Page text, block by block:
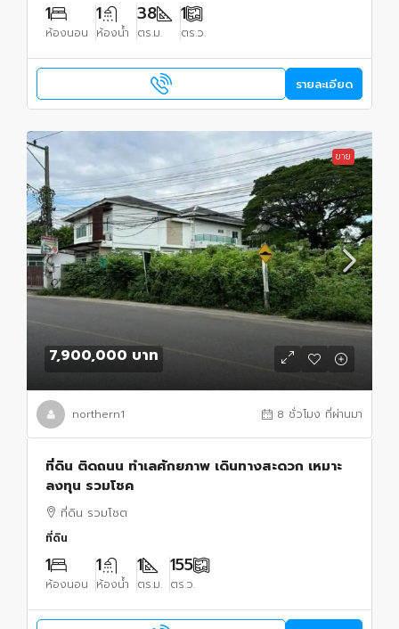
1
ห้องนอน
1
ห้องน้ำ
38
ตร.ม.
1
ตร.ว.
รายละเอียด
ขาย
7,900,000 บาท
northern1 8 ชั่วโมง ที่ผ่านมา
ที่ดิน ติดถนน ทำเลศักยภาพ เดินทางสะดวก เหมาะ
ลงทุน รวมโชค
ที่ดิน รวมโชต
ที่ดิน
1
ห้องนอน
1
ห้องน้ำ
1
ตร.ม.
155
ตร.ว.